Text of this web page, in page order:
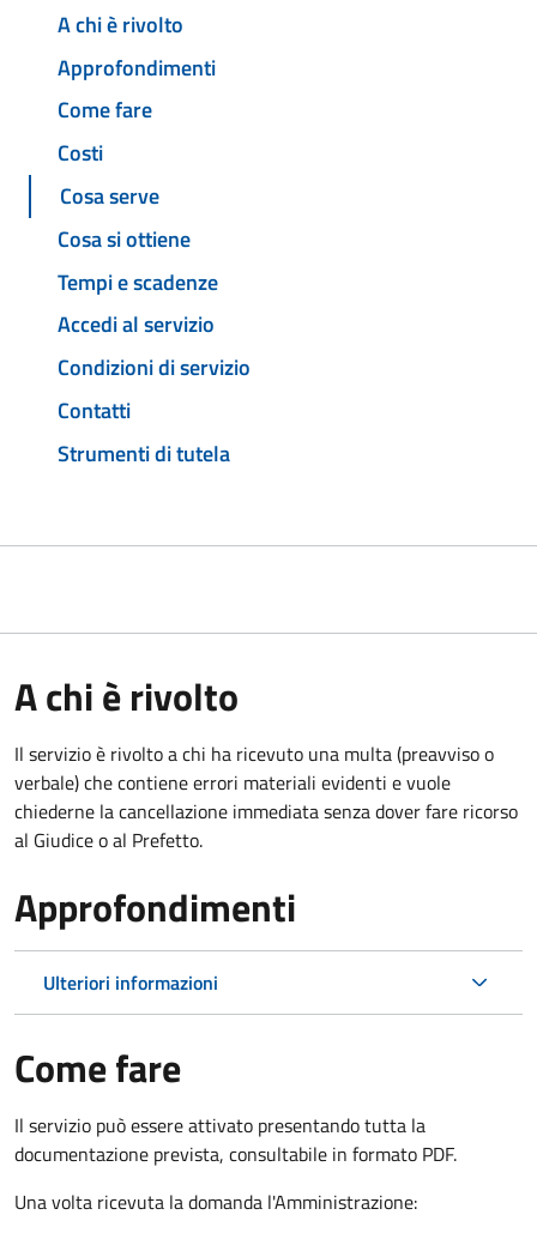
A chi è rivolto
Approfondimenti
Come fare
Costi
Cosa serve
Cosa si ottiene
Tempi e scadenze
Accedi al servizio
Condizioni di servizio
Contatti
Strumenti di tutela
A chi è rivolto
Il servizio è rivolto a chi ha ricevuto una multa (preavviso o
verbale) che contiene errori materiali evidenti e vuole
chiederne la cancellazione immediata senza dover fare ricorso
al Giudice o al Prefetto.
Approfondimenti
Ulteriori informazioni
Come fare
Il servizio può essere attivato presentando tutta la
documentazione prevista, consultabile in formato PDF.
Una volta ricevuta la domanda l'Amministrazione: